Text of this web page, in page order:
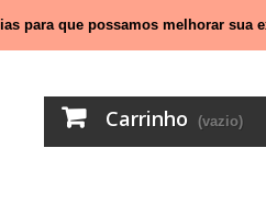
Carrinho (vazio)
para que possamos melhorar sua